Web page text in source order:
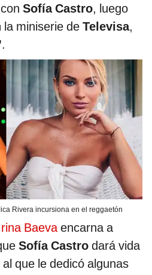
Sofía Castro, luego
miniserie de Televisa,
.
Rivera incursiona en el reggaetón
Baevaencarna a
Sofía Castro dará vida
que le dedicó algunas